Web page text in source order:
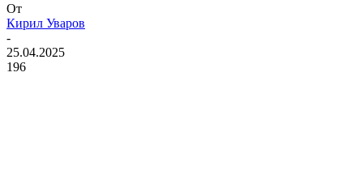
От
Кирил Уваров
-
25.04.2025
196